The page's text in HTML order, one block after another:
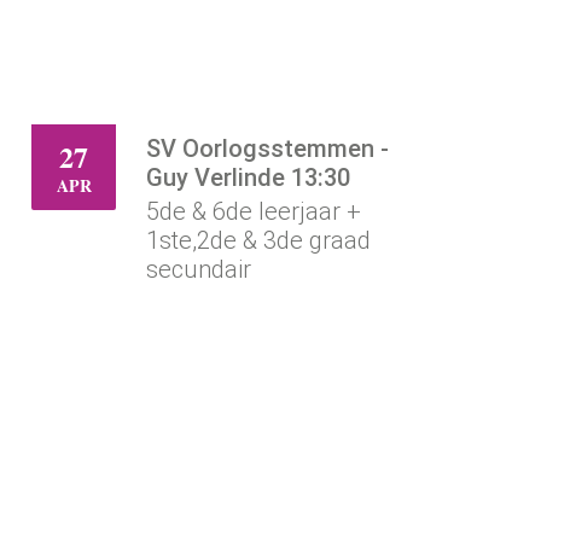
DI
27
APR
SV Oorlogsstemmen -
Guy Verlinde 13:30
5de & 6de leerjaar +
1ste,2de & 3de graad
secundair